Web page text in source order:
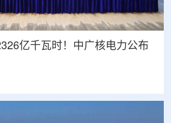
亿千瓦时！中广核电力公布